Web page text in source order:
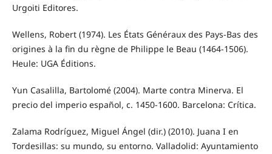
Urgoiti Editores.
Wellens, Robert (1974). Les États Généraux des Pays-Bas des
origines à la fin du règne de Philippe le Beau (1464-1506).
Heule: UGA Éditions.
Yun Casalilla, Bartolomé (2004). Marte contra Minerva. El
precio del imperio español, c. 1450-1600. Barcelona: Crítica.
Zalama Rodríguez, Miguel Ángel (dir.) (2010). Juana I en
Tordesillas: su mundo, su entorno. Valladolid: Ayuntamiento